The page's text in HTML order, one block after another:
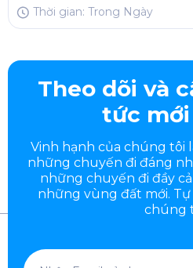
Thời gian: Trong Ngày
Theo dõi và
tức
Vinh hạnh của chúng tôi
những chuyến đi đáng
những chuyến đi đầy
những vùng đất mới.
chúng